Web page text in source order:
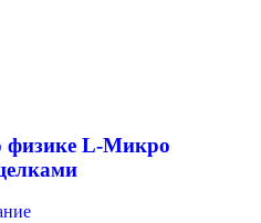
физике L-Микро